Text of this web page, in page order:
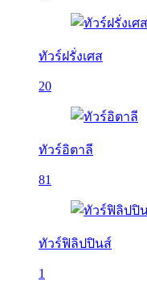
ทัวร์ฝรั่งเศส
20
ทัวร์อิตาลี
81
ทัวร์ฟิลิปปินส์
1